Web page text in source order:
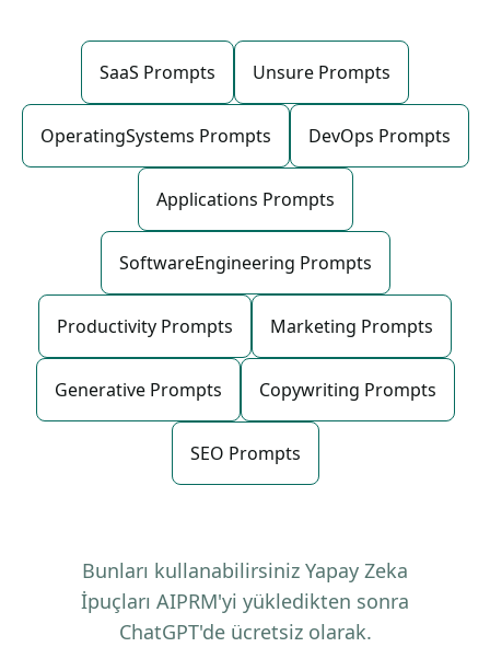
SaaS Prompts Unsure Prompts
OperatingSystems Prompts DevOps Prompts
Applications Prompts
SoftwareEngineering Prompts
Productivity Prompts Marketing Prompts
Generative Prompts Copywriting Prompts
SEO Prompts
Bunları kullanabilirsiniz Yapay Zeka
İpuçları AIPRM'yi yükledikten sonra
ChatGPT'de ücretsiz olarak.